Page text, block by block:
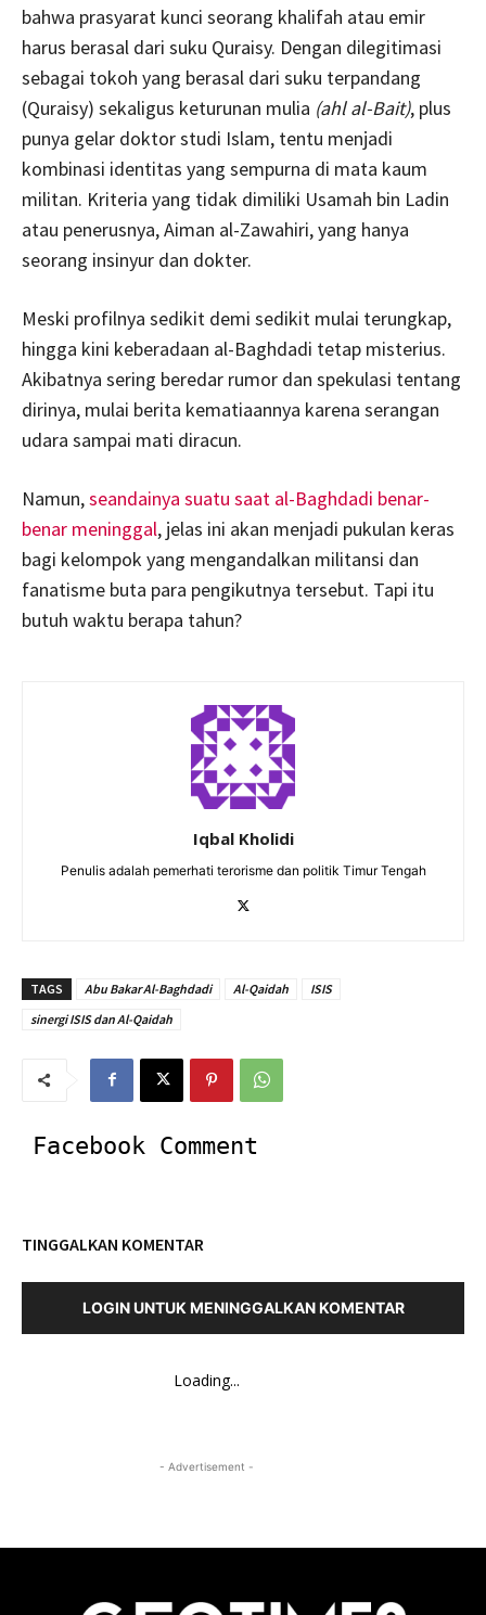
bahwa prasyarat kunci seorang khalifah atau emir
harus berasal dari suku Quraisy. Dengan dilegitimasi
sebagai tokoh yang berasal dari suku terpandang
(Quraisy) sekaligus keturunan mulia (ahl al-Bait), plus
punya gelar doktor studi Islam, tentu menjadi
kombinasi identitas yang sempurna di mata kaum
militan. Kriteria yang tidak dimiliki Usamah bin Ladin
atau penerusnya, Aiman al-Zawahiri, yang hanya
seorang insinyur dan dokter.
Meski profilnya sedikit demi sedikit mulai terungkap,
hingga kini keberadaan al-Baghdadi tetap misterius.
Akibatnya sering beredar rumor dan spekulasi tentang
dirinya, mulai berita kematiaannya karena serangan
udara sampai mati diracun.
Namun,seandainya suatu saat al-Baghdadi benar-
benar meninggal, jelas ini akan menjadi pukulan keras
bagi kelompok yang mengandalkan militansi dan
fanatisme buta para pengikutnya tersebut. Tapi itu
butuh waktu berapa tahun?
Iqbal Kholidi
Penulis adalah pemerhati terorisme dan politik Timur Tengah
TAGS Abu Bakar Al-Baghdadi Al-Qaidah
ISIS
sinergi ISIS dan Al-Qaidah
Facebook Comment
TINGGALKAN KOMENTAR
LOGIN UNTUK MENINGGALKAN KOMENTAR
Loading...
- Advertisement -